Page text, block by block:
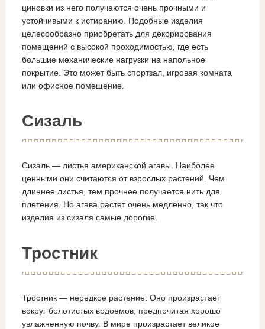
циновки из него получаются очень прочными и
устойчивыми к истиранию. Подобные изделия
целесообразно приобретать для декорирования
помещений с высокой проходимостью, где есть
большие механические нагрузки на напольное
покрытие. Это может быть спортзал, игровая комната
или офисное помещение.
Сизаль
Сизаль — листья американской агавы. Наиболее
ценными они считаются от взрослых растений. Чем
длиннее листья, тем прочнее получается нить для
плетения. Но агава растет очень медленно, так что
изделия из сизаля самые дорогие.
Тростник
Тростник — нередкое растение. Оно произрастает
вокруг болотистых водоемов, предпочитая хорошо
увлажненную почву. В мире произрастает великое